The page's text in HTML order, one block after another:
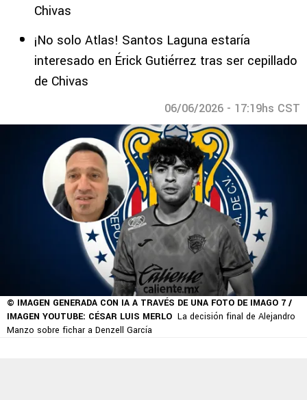
Chivas
¡No solo Atlas! Santos Laguna estaría
interesado en Érick Gutiérrez tras ser cepillado
de Chivas
06/06/2026 - 17:19hs CST
© IMAGEN GENERADA CON IA A TRAVÉS DE UNA FOTO DE IMAGO 7 /
IMAGEN YOUTUBE: CÉSAR LUIS MERLO La decisión final de Alejandro
Manzo sobre fichar a Denzell García